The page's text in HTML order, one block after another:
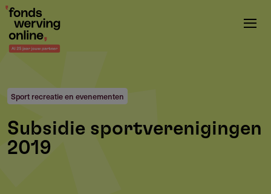
Overslaan
naar
de
gaan
Sport recreatie en evenementen
Subsidie sportverenigingen
2019